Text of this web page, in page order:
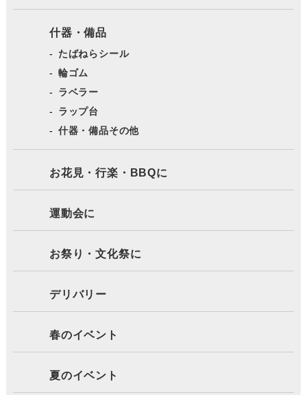
什器・備品
たばねらシール
輪ゴム
ラベラー
ラップ台
什器・備品その他
お花見・行楽・BBQに
運動会に
お祭り・文化祭に
デリバリー
春のイベント
夏のイベント